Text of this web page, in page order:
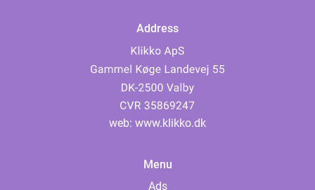
Address
web: www.klikko.dk
Menu
Ads